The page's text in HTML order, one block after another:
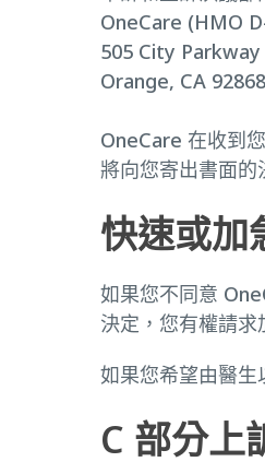
OneCare (HMO
505 City
Orange, CA 92868
OneCare 在收到
將向您寄出書面的
快速或加
如果您不同意
決定，您有權請
如果您希望由醫
C 部分上